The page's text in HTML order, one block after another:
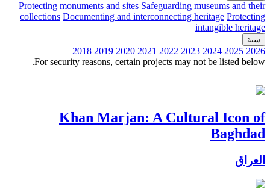
Protecting monuments and sites Safeguarding museums and their
collections Documenting and interconnecting heritage Protecting
intangible heritage
سنة
2026
2025
2024
2023
2022
2021
2020
2019
2018
For security reasons, certain projects may not be listed below.
Khan Marjan: A Cultural Icon of
Baghdad
العراق